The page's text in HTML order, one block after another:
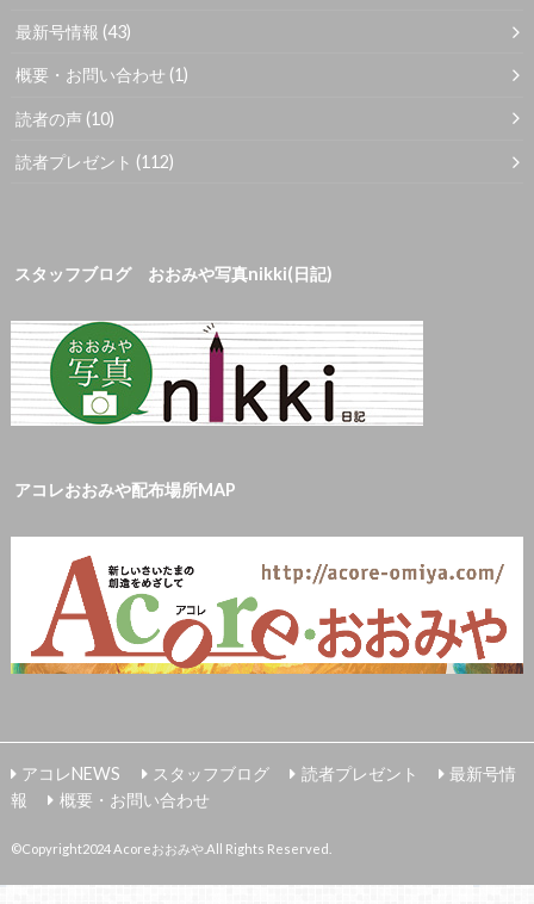
最新号情報 (43)
概要・お問い合わせ (1)
読者の声 (10)
読者プレゼント (112)
スタッフブログ おおみや写真nikki(日記)
アコレおおみや配布場所MAP
アコレNEWS スタッフブログ 読者プレゼント
最新号情
報
概要・お問い合わせ
©Copyright2024Acoreおおみや.All Rights Reserved.